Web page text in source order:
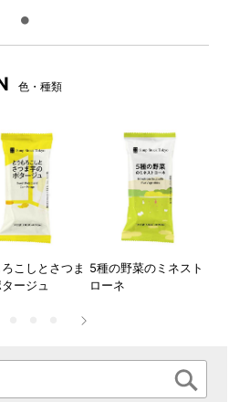
色・種類
こしとさつま
ージュ
5種の野菜のミネスト
ローネ